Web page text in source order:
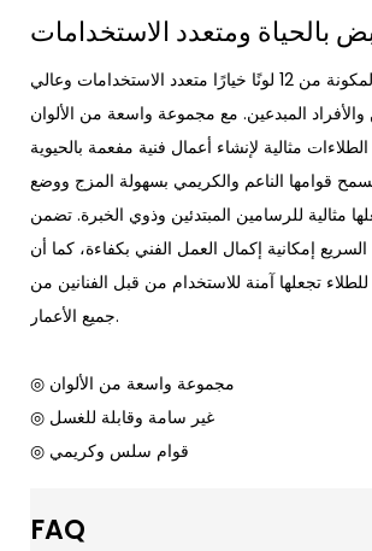
بالحياة ومتعدد الاستخدامات
تُعد دهانات تمبرا المكونة من 12 لونًا خيارًا متعدد الاستخدامات وعالي
والأفراد المبدعين. مع مجموعة واسعة من الألوان
الطلاءات مثالية لإنشاء أعمال فنية مفعمة بالحيوية
قوامها الناعم والكريمي بسهولة المزج ووضع
مثالية للرسامين المبتدئين وذوي الخبرة. تضمن
إمكانية إكمال العمل الفني بكفاءة، كما أن
تجعلها آمنة للاستخدام من قبل الفنانين من
جميع الأعمار.
◎ غير سامة وقابلة للغسل
◎ قوام سلس وكريمي
FAQ